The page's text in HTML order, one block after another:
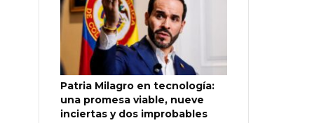
Patria Milagro en tecnología:
una promesa viable, nueve
inciertas y dos improbables